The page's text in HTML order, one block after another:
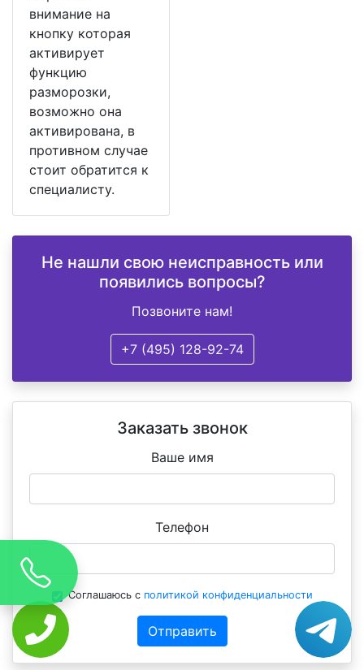
внимание на
кнопку которая
активирует
функцию
разморозки,
возможно она
активирована, в
противном случае
стоит обратится к
специалисту.
Не нашли свою неисправность или
появились вопросы?
Позвоните нам!
+7 (495) 128-92-74
Заказать звонок
Ваше имя
Телефон
Соглашаюсь с политикой конфиденциальности
Отправить